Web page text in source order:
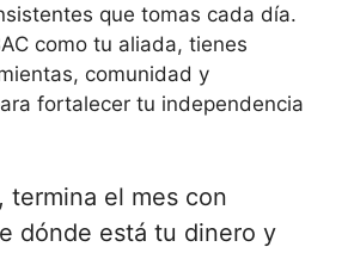
que tomas cada día.
como tu aliada, tienes
comunidad y
fortalecer tu independencia
termina el mes con
dónde está tu dinero y